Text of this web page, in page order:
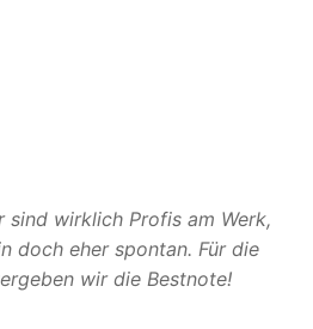
sind wirklich Profis am Werk,
doch eher spontan. Für die
wir die Bestnote!